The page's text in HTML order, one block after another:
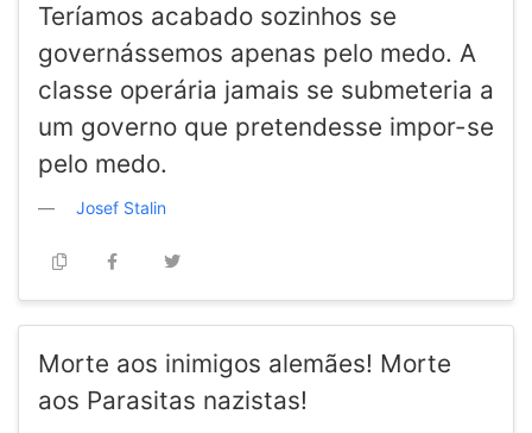
Teríamos acabado sozinhos se
governássemos apenas pelo medo. A
classe operária jamais se submeteria a
um governo que pretendesse impor-se
pelo medo.
Josef Stalin
Morte aos inimigos alemães! Morte
aos Parasitas nazistas!